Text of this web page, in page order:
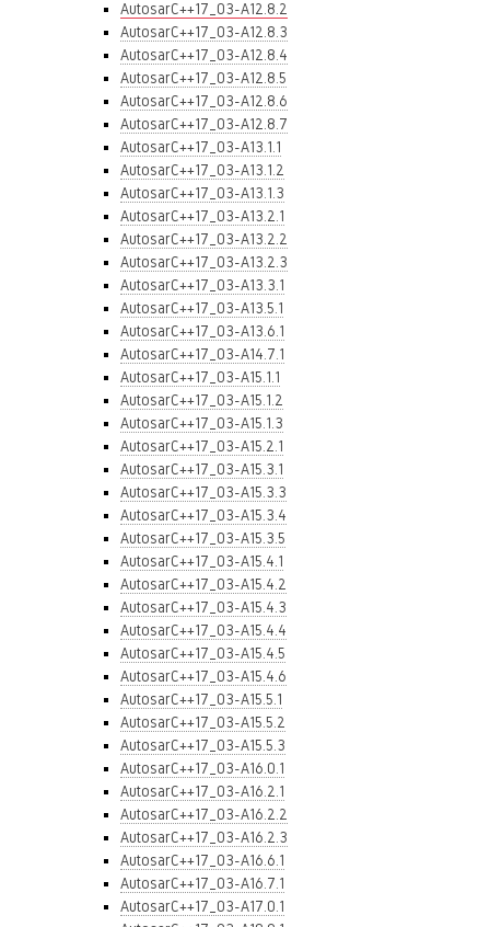
AutosarC++17_03-A12.8.2
AutosarC++17_03-A12.8.3
AutosarC++17_03-A12.8.4
AutosarC++17_03-A12.8.5
AutosarC++17_03-A12.8.6
AutosarC++17_03-A12.8.7
AutosarC++17_03-A13.1.1
AutosarC++17_03-A13.1.2
AutosarC++17_03-A13.1.3
AutosarC++17_03-A13.2.1
AutosarC++17_03-A13.2.2
AutosarC++17_03-A13.2.3
AutosarC++17_03-A13.3.1
AutosarC++17_03-A13.5.1
AutosarC++17_03-A13.6.1
AutosarC++17_03-A14.7.1
AutosarC++17_03-A15.1.1
AutosarC++17_03-A15.1.2
AutosarC++17_03-A15.1.3
AutosarC++17_03-A15.2.1
AutosarC++17_03-A15.3.1
AutosarC++17_03-A15.3.3
AutosarC++17_03-A15.3.4
AutosarC++17_03-A15.3.5
AutosarC++17_03-A15.4.1
AutosarC++17_03-A15.4.2
AutosarC++17_03-A15.4.3
AutosarC++17_03-A15.4.4
AutosarC++17_03-A15.4.5
AutosarC++17_03-A15.4.6
AutosarC++17_03-A15.5.1
AutosarC++17_03-A15.5.2
AutosarC++17_03-A15.5.3
AutosarC++17_03-A16.0.1
AutosarC++17_03-A16.2.1
AutosarC++17_03-A16.2.2
AutosarC++17_03-A16.2.3
AutosarC++17_03-A16.6.1
AutosarC++17_03-A16.7.1
AutosarC++17_03-A17.0.1